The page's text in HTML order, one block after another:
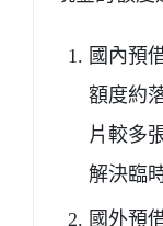
國內預
額度約
片較多
解決臨
國外預